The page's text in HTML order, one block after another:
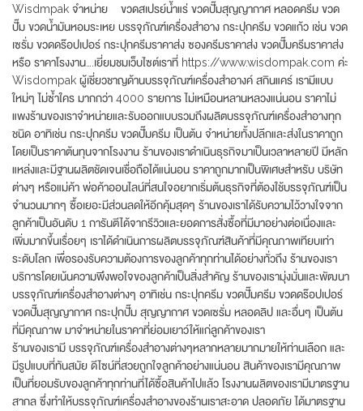
Wisdmpak จำหน่าย ขวดสเปรย์น้ำแร่ ขวดปั๊มสุญญากาศ หลอดครีม ขวด
ปั๊ม ขวดน้ำมันหอมระเหย บรรจุภัณฑ์เครื่องสำอาง กระปุกครีม ขวดแก้ว เช่น ขวด
เซรั่ม ขวดดร๊อปเปอร์ กระปุกครีมราคาส่ง ซองครีมราคาส่ง ขวดปั๊มครีมราคาส่ง
หรือ ราคาโรงงาน….เยี่ยมชมเว็บไซต์เราที่ https://www.wisdompak.com ค่ะ
Wisdompak ผู้เชี่ยวชาญด้านบรรจุภัณฑ์เครื่องสำอางค์ สกินแคร์ เรามีแบบ
ใหม่ๆ ไม่ซ้ำใคร มากกว่า 4000 รายการ ไม่เหมือนหลานหลวงแน่นอน ราคาไม่
แพงร้านของเราจำหน่ายและรับออกแบบรวมถึงผลิตบรรจุภัณฑ์เครื่องสำอางทุก
ชนิด อาทิเช่น กระปุกครีม ขวดปั๊มครีม เป็นต้น จำหน่ายทั้งปลีกและส่งในราคาถูก
โดยเป็นราคาต้นทุนจากโรงงาน ร้านของเราดำเนินธุรกิจมาเป็นเวลาหลายปี มีหลัก
แหล่งและมีฐานผลิตชัดเจนเชื่อถือได้แน่นอน ราคาถูกมากเป็นพิเศษสำหรับ บริษัท
ต่างๆ หรือแม่ค้า พ่อค้าออนไลน์ที่สนใจอยากเริ่มต้นธุรกิจที่ต้องใช้บรรจุภัณฑ์เป็น
จำนวนมากๆ ซื้อเยอะมีส่วนลดให้อีกคุ้มสุดๆ ร้านของเราได้รับความไว้วางใจจาก
ลูกค้าเป็นอันดับ 1 การันตีได้จากรีวิวและยอดการสั่งซื้อที่มีมาอย่างต่อเนื่องและ
เพิ่มมากขึ้นเรื่อยๆ เราได้ดำเนินการผลิตบรรจุภัณฑ์สินค้าที่มีคุณภาพเทียบเท่า
ระดับโลก เพื่อรองรับความต้องการของลูกค้าทุกท่านได้อย่างทั่วถึง ร้านของเรา
บริการโดยเน้นความพึงพอใจของลูกค้าเป็นสิ่งสำคัญ ร้านของเรามุ่งมั่นและพัฒนา
บรรจุภัณฑ์เครื่องสำอางต่างๆ อาทิเช่น กระปุกครีม ขวดปั๊มครีม ขวดดร๊อปเปอร์
ขวดปั๊มสุญญากาศ กระปุกปั๊ม สุญญากาศ ขวดเซรั่ม หลอดลิป และอื่นๆ เป็นต้น
ที่มีคุณภาพ มาจำหน่ายในราคาที่ย่อมเยาว์ให้แก่ลูกค้าของเรา
ร้านของเรามี บรรจุภัณฑ์เครื่องสำอางต่างๆหลากหลายมากมายให้ท่านเลือก และ
มีรูปแบบที่ทันสมัย ดีไซน์ที่สวยถูกใจลูกค้าอย่างแน่นอน สินค้าของเรามีคุณภาพ
เป็นที่ยอมรับของลูกค้าทุกท่านที่ได้ซื้อสินค้าไปแล้ว โรงงานผลิตของเรามีมาตรฐาน
สากล ซึ่งทำให้บรรจุภัณฑ์เครื่องสำอางของร้านเราสะอาด ปลอดภัย ได้มาตรฐาน